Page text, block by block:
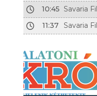
10:45 Savaria
11:37 Savaria